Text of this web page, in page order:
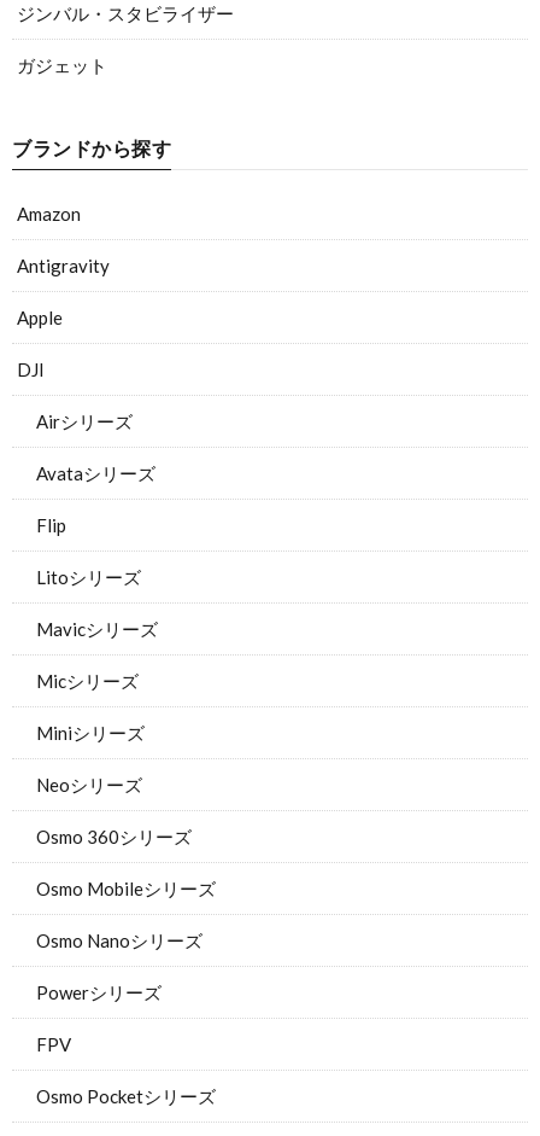
ジンバル・スタビライザー
ガジェット
ブランドから探す
Amazon
Antigravity
Apple
DJI
Airシリーズ
Avataシリーズ
Flip
Litoシリーズ
Mavicシリーズ
Micシリーズ
Miniシリーズ
Neoシリーズ
Osmo 360シリーズ
Osmo Mobileシリーズ
Osmo Nanoシリーズ
Powerシリーズ
FPV
Osmo Pocketシリーズ